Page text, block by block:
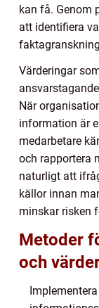
kan få. Genom
att identifiera
Värderingar
När
information är
medarbetare
och rapportera
naturligt att
källor innan
minskar risken
Metoder
och